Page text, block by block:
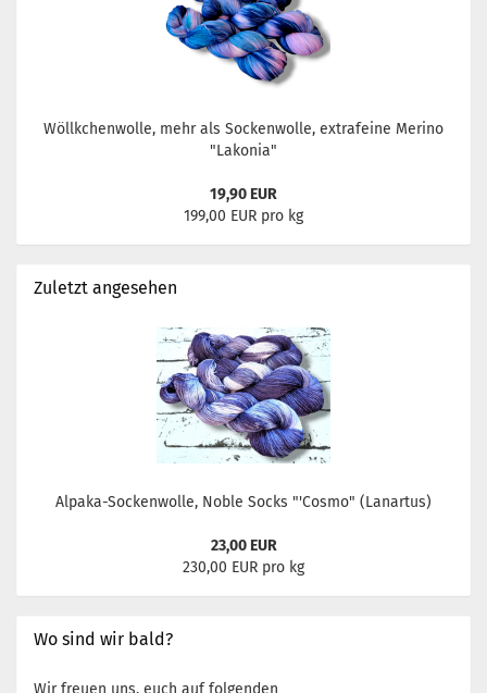
Wöllkchenwolle, mehr als Sockenwolle, extrafeine Merino
"Lakonia"
19,90 EUR
199,00 EUR pro kg
Zuletzt angesehen
Alpaka-Sockenwolle, Noble Socks "'Cosmo" (Lanartus)
23,00 EUR
230,00 EUR pro kg
Wo sind wir bald?
Wir freuen uns, euch auf folgenden